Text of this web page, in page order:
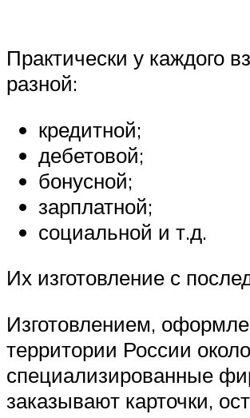
Практически у каждого
разной:
кредитной;
дебетовой;
бонусной;
зарплатной;
социальной и т.д.
Их изготовление с
Изготовлением,
территории России
специализированные
заказывают карточки,